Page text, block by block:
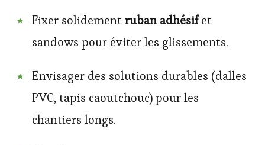
Fixer solidement ruban adhésifet
sandows pour éviter les glissements.
Envisager des solutions durables (dalles
PVC, tapis caoutchouc) pour les
chantiers longs.